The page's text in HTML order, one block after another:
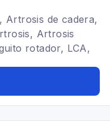
Artrosis de cadera,
Artrosis
rotador, LCA,
fascitis